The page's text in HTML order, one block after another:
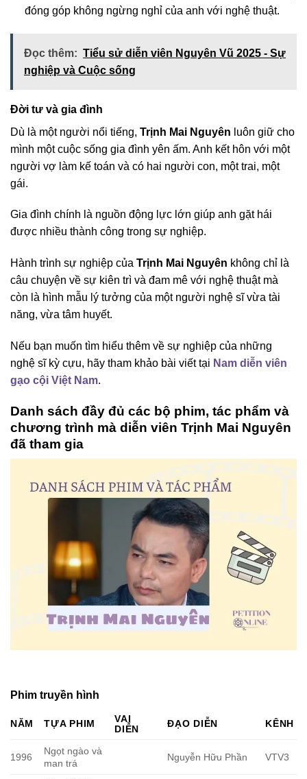
đóng góp không ngừng nghỉ của anh với nghệ thuật.
Đọc thêm: Tiểu sử diễn viên Nguyên Vũ 2025 - Sự
nghiệp và Cuộc sống
Đời tư và gia đình
Dù là một người nổi tiếng, Trịnh Mai Nguyên luôn giữ cho
mình một cuộc sống gia đình yên ấm. Anh kết hôn với một
người vợ làm kế toán và có hai người con, một trai, một
gái.
Gia đình chính là nguồn động lực lớn giúp anh gặt hái
được nhiều thành công trong sự nghiệp.
Hành trình sự nghiệp của Trịnh Mai Nguyên không chỉ là
câu chuyện về sự kiên trì và đam mê với nghệ thuật mà
còn là hình mẫu lý tưởng của một người nghệ sĩ vừa tài
năng, vừa tâm huyết.
Nếu bạn muốn tìm hiểu thêm về sự nghiệp của những
nghệ sĩ kỳ cựu, hãy tham khảo bài viết tại Nam diễn viên
gạo cội Việt Nam.
Danh sách đầy đủ các bộ phim, tác phẩm và
chương trình mà diễn viên Trịnh Mai Nguyên
đã tham gia
Phim truyền hình
NĂM TỰA PHIM
VAI
DIỄN
ĐẠO DIỄN KÊNH
1996
Ngọt ngào và
man trá
Nguyễn Hữu Phần VTV3